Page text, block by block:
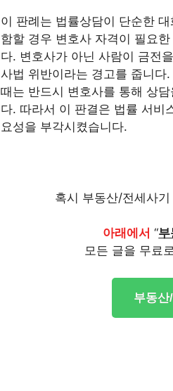
이 판례는 법률상담이 단순한
함할 경우 변호사 자격이 필요
다. 변호사가 아닌 사람이 금전
사법 위반이라는 경고를 줍니다
때는 반드시 변호사를 통해 상
다. 따라서 이 판결은 법률 서비
요성을 부각시켰습니다.
혹시 부동산/전세사
아래에서 “
모든 글을 무료
부동산